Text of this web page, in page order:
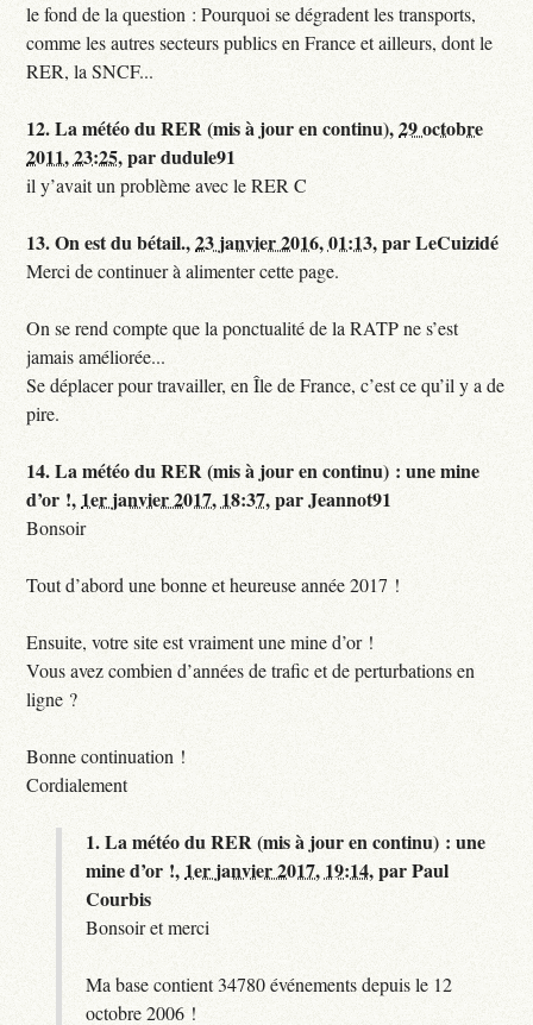
le fond de la question : Pourquoi se dégradent les transports,
comme les autres secteurs publics en France et ailleurs, dont le
RER, la SNCF...
12.La météo du RER (mis à jour en continu),29 octobre
2011, 23:25,pardudule91
il y’avait un problème avec le RER C
13.On est du bétail.,23 janvier 2016, 01:13,parLeCuizidé
Merci de continuer à alimenter cette page.
On se rend compte que la ponctualité de la RATP ne s’est
jamais améliorée...
Se déplacer pour travailler, en Île de France, c’est ce qu’il y a de
pire.
14.La météo du RER (mis à jour en continu) : une mine
d’or !, 1er janvier 2017, 18:37,parJeannot91
Bonsoir
Tout d’abord une bonne et heureuse année 2017 !
Ensuite, votre site est vraiment une mine d’or !
Vous avez combien d’années de trafic et de perturbations en
ligne ?
Bonne continuation !
Cordialement
1.La météo du RER (mis à jour en continu) : une
mine d’or !, 1er janvier 2017, 19:14,parPaul
Courbis
Bonsoir et merci
Ma base contient 34780 événements depuis le 12
octobre 2006 !